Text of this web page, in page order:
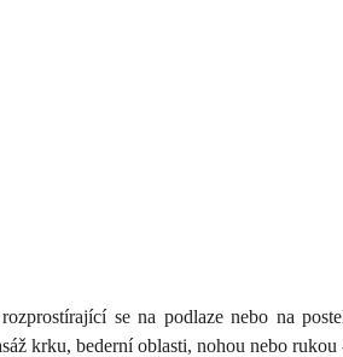
se na podlaze nebo na
krku, bederní oblasti, nohou nebo